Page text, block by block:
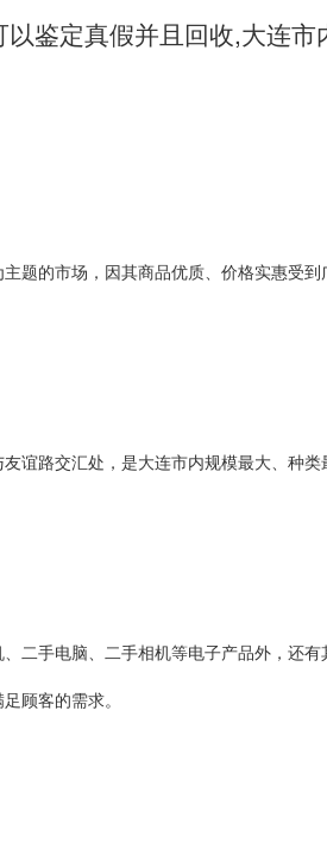
鉴定真假并且回收,大连市
题的市场，因其商品优质、价格实惠受到
谊路交汇处，是大连市内规模最大、种类
二手电脑、二手相机等电子产品外，还
顾客的需求。